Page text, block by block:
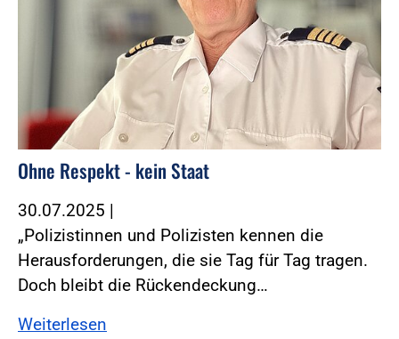
Ohne Respekt - kein Staat
30.07.2025 |
„Polizistinnen und Polizisten kennen die
Herausforderungen, die sie Tag für Tag tragen.
Doch bleibt die Rückendeckung…
Weiterlesen